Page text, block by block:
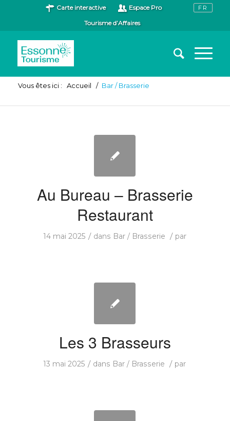
Carte interactive
Espace Pro
Tourisme d’Affaires
Vous êtes ici : Accueil / Bar / Brasserie
Au Bureau – Brasserie
Restaurant
14 mai 2025 / dans Bar / Brasserie / par
Les 3 Brasseurs
13 mai 2025 / dans Bar / Brasserie / par